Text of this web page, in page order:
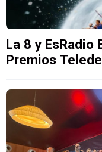
La 8 y EsRadio
Premios